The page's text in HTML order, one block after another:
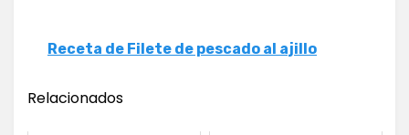
Receta de Filete de pescado al ajillo
Relacionados